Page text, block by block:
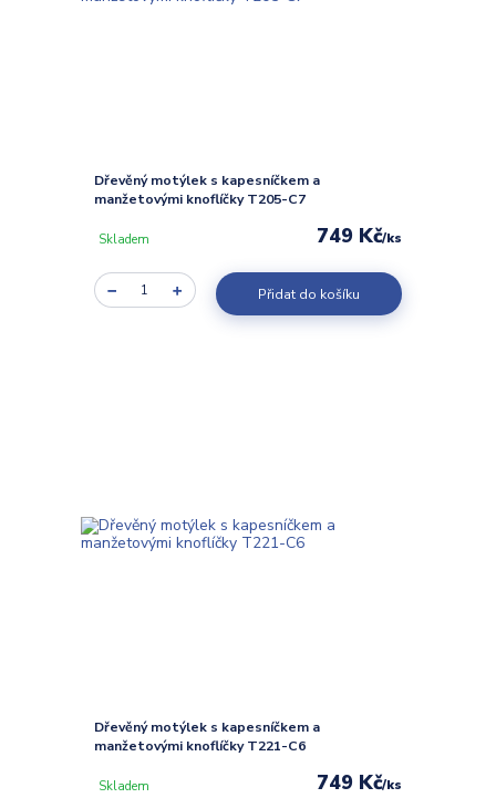
Dřevěný motýlek s kapesníčkem a
manžetovými knoflíčky T205-C7
749 Kč/ks
Skladem
Přidat do košíku
Dřevěný motýlek s kapesníčkem a
manžetovými knoflíčky T221-C6
749 Kč/ks
Skladem